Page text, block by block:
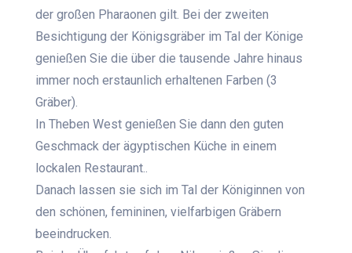
der großen Pharaonen gilt. Bei der zweiten
Besichtigung der Königsgräber im Tal der Könige
genießen Sie die über die tausende Jahre hinaus
immer noch erstaunlich erhaltenen Farben (3
Gräber).
In Theben West genießen Sie dann den guten
Geschmack der ägyptischen Küche in einem
lockalen Restaurant..
Danach lassen sie sich im Tal der Königinnen von
den schönen, femininen, vielfarbigen Gräbern
beeindrucken.